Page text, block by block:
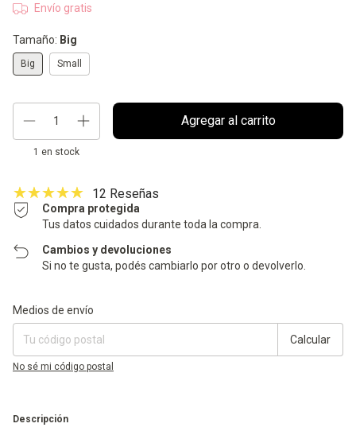
Envío gratis
Tamaño: Big
Big Small
1 en stock
12 Reseñas
Compra protegida
Tus datos cuidados durante toda la compra.
Cambios y devoluciones
Si no te gusta, podés cambiarlo por otro o devolverlo.
Entregas para el CP:
Medios de envío
Calcular
No sé mi código postal
Descripción